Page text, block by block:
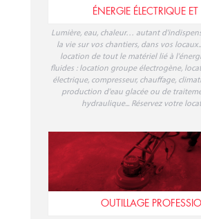
ÉNERGIE ÉLECTRIQUE ET
Lumière, eau, chaleur… autant
la vie sur vos chantiers, dans vos
location de tout le matériel lié à
fluides : location groupe électrogène,
électrique, compresseur, chauffage,
production d'eau glacée ou de
hydraulique... Réservez votre
OUTILLAGE